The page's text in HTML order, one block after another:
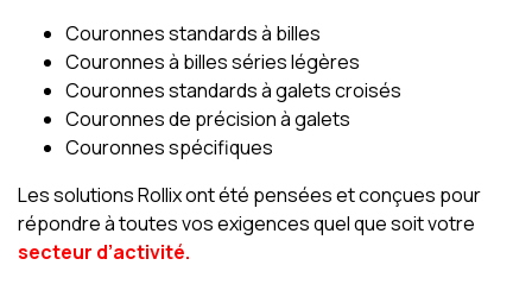
Couronnes standards à billes
Couronnes à billes séries légères
Couronnes standards à galets croisés
Couronnes de précision à galets
Couronnes spécifiques
Les solutions Rollix ont été pensées et conçues pour
répondre à toutes vos exigences quel que soit votre
secteur d’activité.